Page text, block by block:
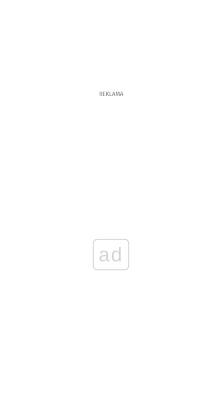
REKLAMA
ad